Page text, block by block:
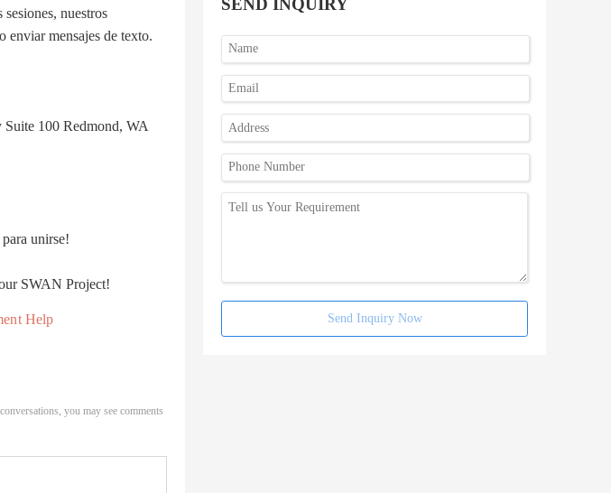
nuestros
enviar mensajes de texto.
Suite 100 Redmond, WA
unirse!
SWAN Project!
Help
you may see comments
SEND INQUIRY
Send Inquiry Now